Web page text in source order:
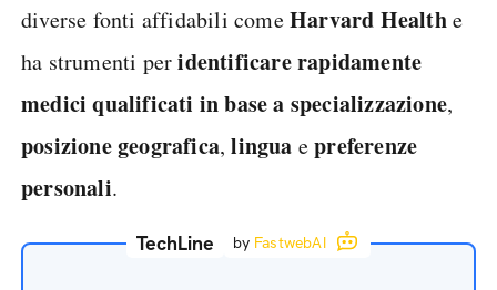
diverse fonti affidabili comeHarvard Healthe
ha strumenti peridentificare rapidamente
medici qualificati in base a specializzazione,
posizionegeografica,lingua epreferenze
personali.
TechLine by FastwebAI